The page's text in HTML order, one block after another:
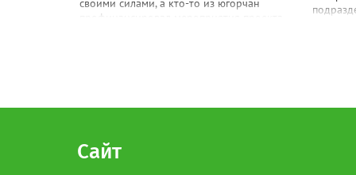
своими силами, а кто-то из югорчан
профинансировал мероприятия проекта, -
бюджета Федерации. Остальные ден...
А.Ю.,
Сайт